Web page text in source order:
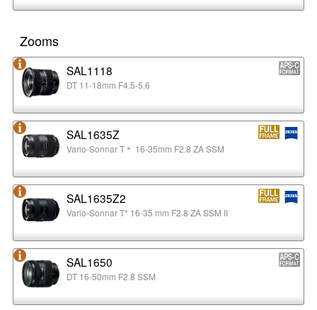
Zooms
SAL1118
DT 11-18mm F4.5-5.6
SAL1635Z
Vario-Sonnar T＊ 16-35mm F2.8 ZA SSM
SAL1635Z2
Vario-Sonnar T* 16-35 mm F2.8 ZA SSM II
SAL1650
DT 16-50mm F2.8 SSM